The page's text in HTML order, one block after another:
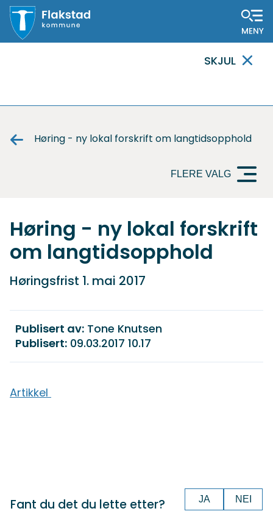
MELDING
SKJUL
Høring - ny lokal forskrift om langtidsopphold
FLERE VALG
Høring - ny lokal forskrift
om langtidsopphold
Høringsfrist 1. mai 2017
Publisert av Tone Knutsen
Publisert 09.03.2017 10.17
Artikkel
Fant du det du lette etter? JA NEI